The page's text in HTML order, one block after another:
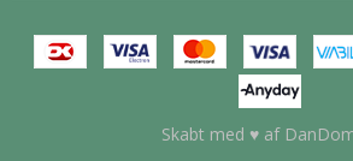
Skabt med ♥ af